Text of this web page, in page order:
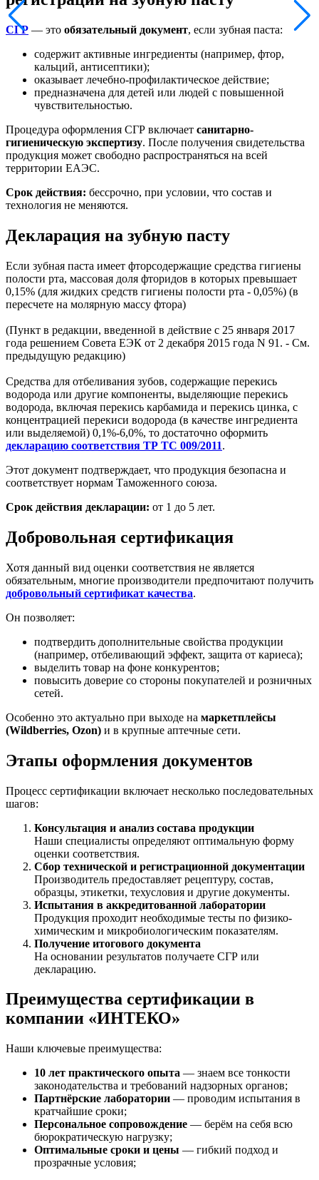
СГР — это обязательный документ, если зубная паста:
содержит активные ингредиенты (например, фтор,
кальций, антисептики);
оказывает лечебно-профилактическое действие;
предназначена для детей или людей с повышенной
чувствительностью.
Процедура оформления СГР включает санитарно-
гигиеническую экспертизу. После получения свидетельства
продукция может свободно распространяться на всей
территории ЕАЭС.
Срок действия: бессрочно, при условии, что состав и
технология не меняются.
Декларация на зубную пасту
Если зубная паста имеет фторсодержащие средства гигиены
полости рта, массовая доля фторидов в которых превышает
0,15% (для жидких средств гигиены полости рта - 0,05%) (в
пересчете на молярную массу фтора)
(Пункт в редакции, введенной в действие с 25 января 2017
года решением Совета ЕЭК от 2 декабря 2015 года N 91. - См.
предыдущую редакцию)
Средства для отбеливания зубов, содержащие перекись
водорода или другие компоненты, выделяющие перекись
водорода, включая перекись карбамида и перекись цинка, с
концентрацией перекиси водорода (в качестве ингредиента
или выделяемой) 0,1%-6,0%, то достаточно оформить
декларацию соответствия ТР ТС 009/2011.
Этот документ подтверждает, что продукция безопасна и
соответствует нормам Таможенного союза.
Срок действия декларации: от 1 до 5 лет.
Добровольная сертификация
Хотя данный вид оценки соответствия не является
обязательным, многие производители предпочитают получить
добровольный сертификат качества.
Он позволяет:
подтвердить дополнительные свойства продукции
(например, отбеливающий эффект, защита от кариеса);
выделить товар на фоне конкурентов;
повысить доверие со стороны покупателей и розничных
сетей.
Особенно это актуально при выходе на маркетплейсы
(Wildberries, Ozon) и в крупные аптечные сети.
Этапы оформления документов
Процесс сертификации включает несколько последовательных
шагов:
Консультация и анализ состава продукции
Наши специалисты определяют оптимальную форму
оценки соответствия.
Сбор технической и регистрационной документации
Производитель предоставляет рецептуру, состав,
образцы, этикетки, техусловия и другие документы.
Испытания в аккредитованной лаборатории
Продукция проходит необходимые тесты по физико-
химическим и микробиологическим показателям.
Получение итогового документа
На основании результатов получаете СГР или
декларацию.
Преимущества сертификации в
компании «ИНТЕКО»
Наши ключевые преимущества:
10 лет практического опыта — знаем все тонкости
законодательства и требований надзорных органов;
Партнёрские лаборатории — проводим испытания в
кратчайшие сроки;
Персональное сопровождение — берём на себя всю
бюрократическую нагрузку;
Оптимальные сроки и цены — гибкий подход и
прозрачные условия;